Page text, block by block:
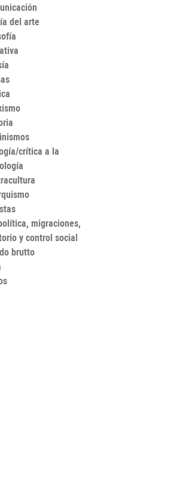
del arte
crítica a la
migraciones,
y control social
brutto